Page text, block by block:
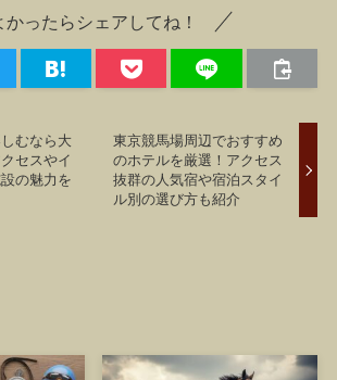
かったらシェアしてね！
むなら大
セスやイ
の魅力を
東京競馬場周辺でおすすめ
のホテルを厳選！アクセス
抜群の人気宿や宿泊スタイ
ル別の選び方も紹介